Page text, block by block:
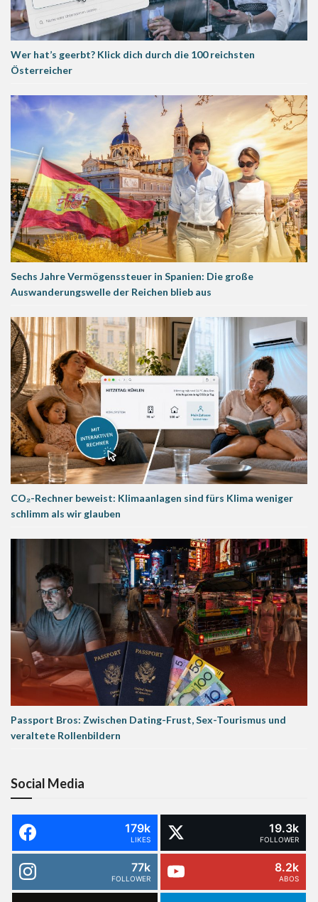
Wer hat’s geerbt? Klick dich durch die 100 reichsten
Österreicher
Sechs Jahre Vermögenssteuer in Spanien: Die große
Auswanderungswelle der Reichen blieb aus
CO₂-Rechner beweist: Klimaanlagen sind fürs Klima weniger
schlimm als wir glauben
Passport Bros: Zwischen Dating-Frust, Sex-Tourismus und
veraltete Rollenbildern
Social Media
179k
LIKES
19.3k
FOLLOWER
77k
FOLLOWER
8.2k
ABOS